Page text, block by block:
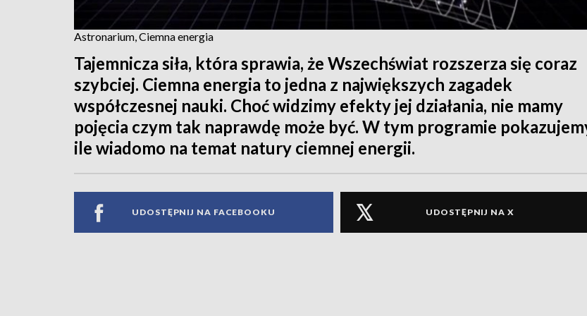
Astronarium, Ciemna energia
Tajemnicza siła, która sprawia, że Wszechświat rozszerza się coraz
szybciej. Ciemna energia to jedna z największych zagadek
współczesnej nauki. Choć widzimy efekty jej działania, nie mamy
pojęcia czym tak naprawdę może być. W tym programie
ile wiadomo na temat natury ciemnej energii.
UDOSTĘPNIJ NA FACEBOOKU UDOSTĘPNIJ NA X